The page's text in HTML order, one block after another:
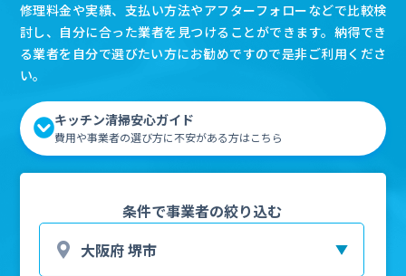
修理料金や実績、支払い方法やアフターフォローなどで比較検
討し、自分に合った業者を見つけることができます。納得でき
る業者を自分で選びたい方にお勧めですので是非ご利用くださ
い。
キッチン清掃安心ガイド
費用や事業者の選び方に不安がある方はこちら
条件で事業者の絞り込む